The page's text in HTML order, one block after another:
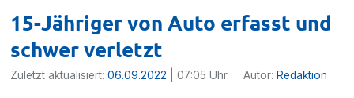
15-Jähriger von Auto erfasst und
schwer verletzt
Zuletzt aktualisiert:06.09.2022 | 07:05 Uhr Autor: Redaktion